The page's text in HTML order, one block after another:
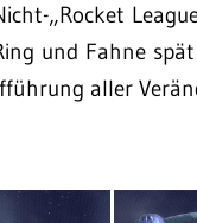
„Rocket
und Fahne
aller